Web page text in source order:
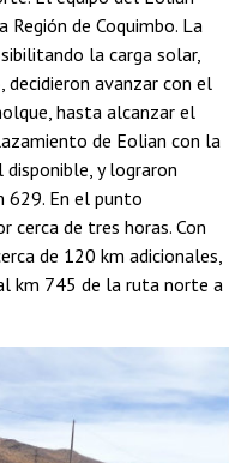
de Coquimbo. La
la carga solar,
avanzar con el
hasta alcanzar el
de Eolian con la
y lograron
629. En el punto
cerca de tres horas. Con
de 120 km adicionales,
km 745 de la ruta norte a